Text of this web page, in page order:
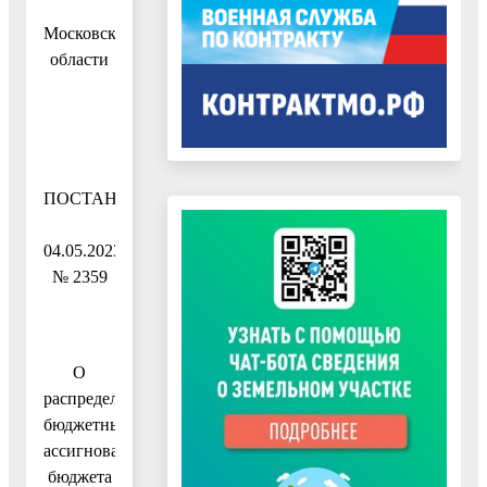
Московской
области
ПОСТАНОВЛЕНИЕ
04.05.2023
№ 2359
О
распределении
бюджетных
ассигнований
бюджета